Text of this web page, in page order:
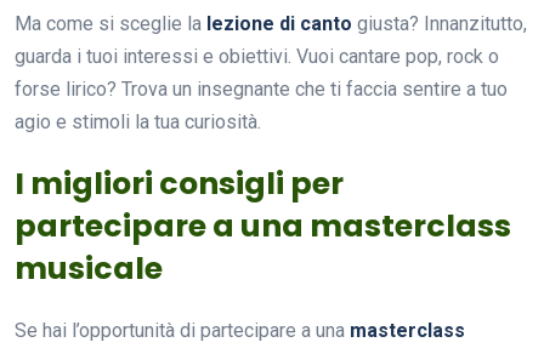
Ma come si sceglie la lezione di canto giusta? Innanzitutto,
guarda i tuoi interessi e obiettivi. Vuoi cantare pop, rock o
forse lirico? Trova un insegnante che ti faccia sentire a tuo
agio e stimoli la tua curiosità.
I migliori consigli per
partecipare a una masterclass
musicale
Se hai l’opportunità di partecipare a una masterclass